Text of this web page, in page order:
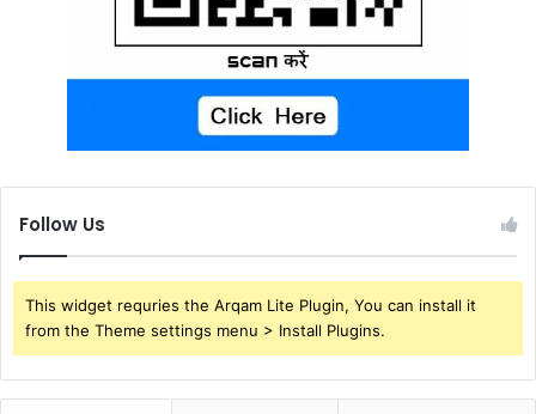
Follow Us
This widget requries the Arqam Lite Plugin, You can install it
from the Theme settings menu > Install Plugins.